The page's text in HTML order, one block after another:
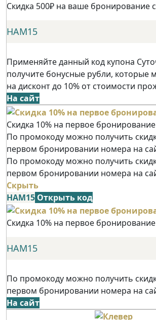
Скидка 500₽ на ваше бронирование
НАМ15
Применяйте данный код купона
получите бонусные рубли, которые
на дисконт до 10% от стоимости
На сайт
Скидка 10% на первое бронирование
По промокоду можно получить
первом бронировании номера на
По промокоду можно получить
первом бронировании номера на
Скрыть
НАМ15 Открыть код
Скидка 10% на первое бронирование
НАМ15
По промокоду можно получить
первом бронировании номера на
На сайт